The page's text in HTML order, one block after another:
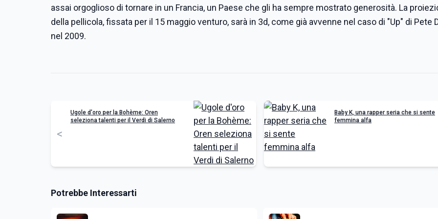
assai orgoglioso di tornare in un Francia, un Paese che gli ha sempre mostrato generosità. La
della pellicola, fissata per il 15 maggio venturo, sarà in 3d, come già avvenne nel caso di "Up" di Pete
nel 2009.
<
Ugole d'oro per la Bohème: Oren
seleziona talenti per il Verdi di Salerno
Baby K, una rapper seria che si sente
femmina alfa
Potrebbe Interessarti